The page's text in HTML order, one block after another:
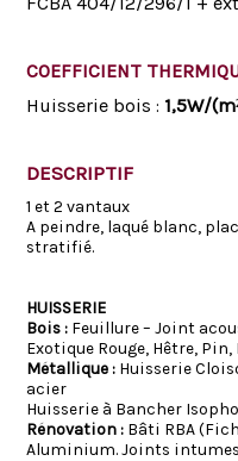
COEFFICIENT
Huisserie bois : 1,5W/
DESCRIPTIF
1 et 2 vantaux
A peindre, laqué blanc,
stratifié.
HUISSERIE
Bois : Feuillure – Joint
Exotique Rouge, Hêtre,
Métallique : Huisserie
acier
Huisserie à Bancher
Rénovation : Bâti RBA
Aluminium. Joints